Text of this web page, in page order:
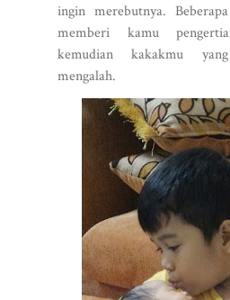
ingin merebutnya.
memberi kamu
kemudian kakakmu
mengalah.